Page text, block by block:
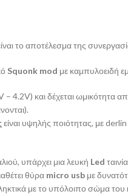
το αποτέλεσμα της
Squonk mod με καμπυλοειδή
– 4.2V) και δέχεται ωμικότητα
είναι υψηλής ποιότητας, με
υπάρχει μια λευκή Led
θύρα micro usb με
με το υπόλοιπο σώμα του